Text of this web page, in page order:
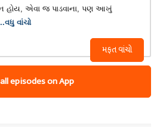
મફત વાંચો
હોય, એવા જ પાડવાના, પણ આખું
વાંચો
episodes on App